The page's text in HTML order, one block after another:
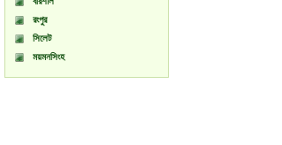
রংপুর
সিলেট
ময়মনসিংহ